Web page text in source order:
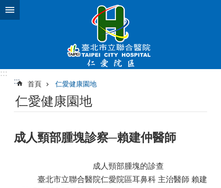
跳到主要內容區塊
:::
:::
首頁 仁愛健康園地
仁愛健康園地
成人頸部腫塊診察─賴建仲醫師
成人頸部腫塊的診查
臺北市立聯合醫院仁愛院區耳鼻科 主治醫師 賴建